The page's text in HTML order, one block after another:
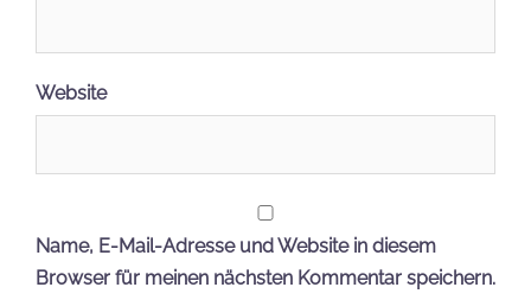
Website
Name, E-Mail-Adresse und Website in diesem
Browser für meinen nächsten Kommentar speichern.